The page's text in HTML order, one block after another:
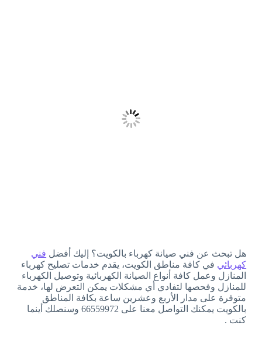
هل تبحث عن فني صيانة كهرباء بالكويت؟ إليك أفضل فني
كهربائي في كافة مناطق الكويت، يقدم خدمات تصليح كهرباء
المنازل وعمل كافة أنواع الصيانة الكهربائية وتوصيل الكهرباء
للمنازل وفحصها لتفادي أي مشكلات يمكن التعرض لها، خدمة
متوفرة على مدار الأربع وعشرين ساعة بكافة المناطق
بالكويت يمكنك التواصل معنا على 66559972 وسنصلك أينما
كنت .